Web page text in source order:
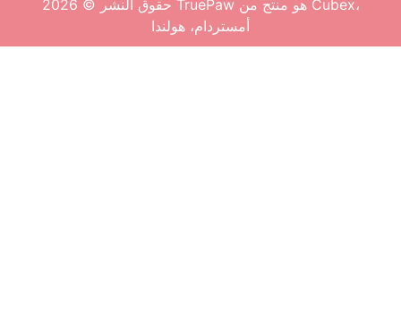
حقوق النشر © 2026 TruePaw هو منتج من Cubex،
أمستردام، هولندا